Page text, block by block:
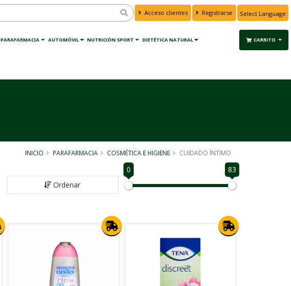
Acceso clientes Registrarse
Translate
PARAFARMACIA AUTOMÓVIL NUTRICIÓN SPORT DIETÉTICA NATURAL CARRITO
INICIO PARAFARMACIA COSMÉTICA E HIGIENE CUIDADO ÍNTIMO
Ordenar
0 83